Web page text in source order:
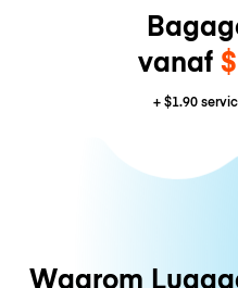
vanaf
+$1.90
Waarom